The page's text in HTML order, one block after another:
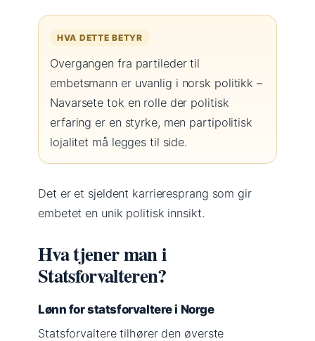
HVA DETTE BETYR
Overgangen fra partileder til
embetsmann er uvanlig i norsk politikk –
Navarsete tok en rolle der politisk
erfaring er en styrke, men partipolitisk
lojalitet må legges til side.
Det er et sjeldent karrieresprang som gir
embetet en unik politisk innsikt.
Hva tjener man i
Statsforvalteren?
Lønn for statsforvaltere i Norge
Statsforvaltere tilhører den øverste